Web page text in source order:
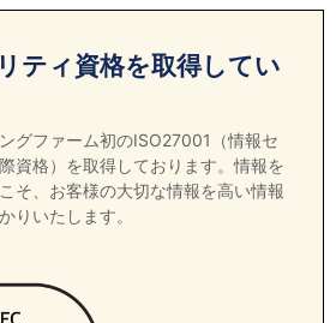
ティ資格を取得してい
グファーム初のISO27001（情報セ
資格）を取得しております。情報を
そ、お客様の大切な情報を高い情報
りいたします。